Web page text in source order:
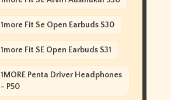
1more Fit Se Open Earbuds S30
1more Fit SE Open Earbuds S31
1MORE Penta Driver Headphones
- P50